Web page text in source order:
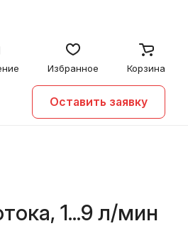
Избранное Корзина
Оставить заявку
1...9 л/мин